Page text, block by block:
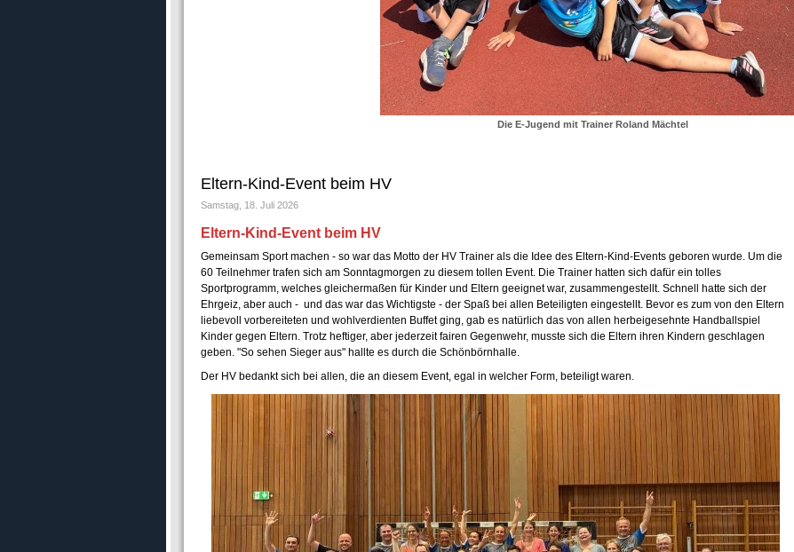
Die E-Jugend mit Trainer Roland Mächtel
Eltern-Kind-Event beim HV
Samstag, 18. Juli 2026
Eltern-Kind-Event beim HV
Gemeinsam Sport machen - so war das Motto der HV Trainer als die Idee des Eltern-Kind-Events geboren wurde. Um die
60 Teilnehmer trafen sich am Sonntagmorgen zu diesem tollen Event. Die Trainer hatten sich dafür ein tolles
Sportprogramm, welches gleichermaßen für Kinder und Eltern geeignet war, zusammengestellt. Schnell hatte sich der
Ehrgeiz, aber auch - und das war das Wichtigste - der Spaß bei allen Beteiligten eingestellt. Bevor es zum von den Eltern
liebevoll vorbereiteten und wohlverdienten Buffet ging, gab es natürlich das von allen herbeigesehnte Handballspiel
Kinder gegen Eltern. Trotz heftiger, aber jederzeit fairen Gegenwehr, musste sich die Eltern ihren Kindern geschlagen
geben. "So sehen Sieger aus" hallte es durch die Schönbörnhalle.
Der HV bedankt sich bei allen, die an diesem Event, egal in welcher Form, beteiligt waren.